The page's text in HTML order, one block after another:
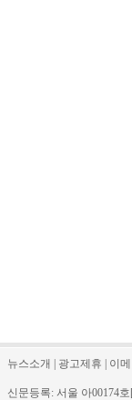
뉴스소개 광고제휴 이
신문등록: 서울 아00174